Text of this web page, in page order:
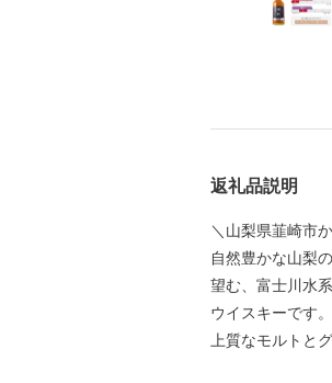
返礼品説明
＼山梨県韮崎市
自然豊かな山梨
望む、富士川水
ウイスキーです。
上質なモルトと